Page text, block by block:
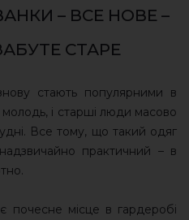
– ВСЕ НОВЕ –
СТАРЕ
стають популярними в
молодь, і старші люди масово
Все тому, що такий одяг
практичний – в
почесне місце в гардеробі